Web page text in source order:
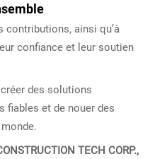
contributions, ainsi qu’à
confiance et leur soutien
des solutions
fiables et de nouer des
TECH CORP.,